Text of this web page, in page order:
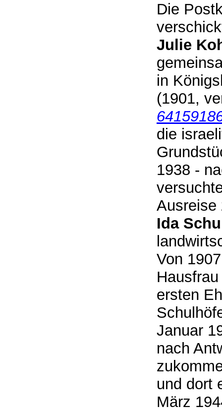
Die
Julie
in
(1901,
die
1938 -
Ausreise
Ida
Von
ersten
Januar
nach
und dort
März